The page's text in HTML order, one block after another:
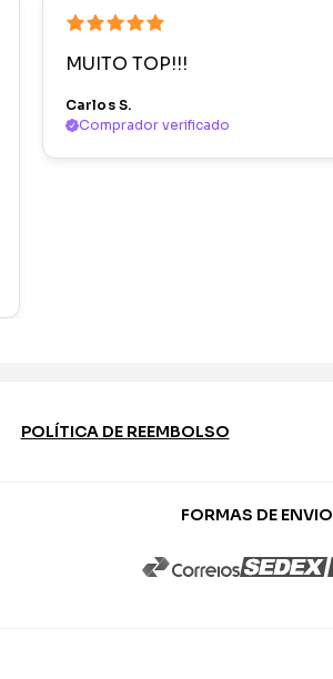
MUITO TOP!!!
Carlos S.
Comprador verificado
POLÍTICA DE REEMBOLSO
FORMAS DE ENVIO